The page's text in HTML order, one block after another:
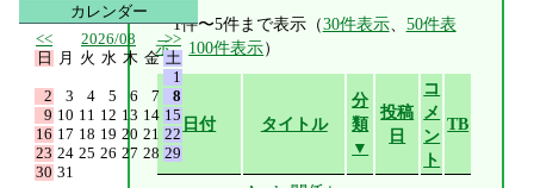
1件〜5件まで表示（30件表示、 50件表
示、 100件表示）
日付 タイトル
分
類
▼
投稿
日
コ
メ
ン
ト
TB
カレンダー
<<
2026/08
>>
日
月 火 水 木 金 土
1
2
3 4 5 6 7
8
9 10 11 12 13 14 15
16 17 18 19 20 21 22
23 24 25 26 27 28 29
30 31